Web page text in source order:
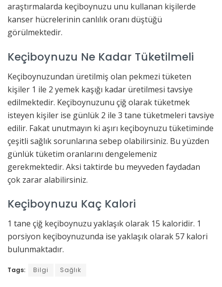
araştırmalarda keçiboynuzu unu kullanan kişilerde
kanser hücrelerinin canlılık oranı düştüğü
görülmektedir.
Keçiboynuzu Ne Kadar Tüketilmeli
Keçiboynuzundan üretilmiş olan pekmezi tüketen
kişiler 1 ile 2 yemek kaşığı kadar üretilmesi tavsiye
edilmektedir. Keçiboynuzunu çiğ olarak tüketmek
isteyen kişiler ise günlük 2 ile 3 tane tüketmeleri tavsiye
edilir. Fakat unutmayın ki aşırı keçiboynuzu tüketiminde
çeşitli sağlık sorunlarına sebep olabilirsiniz. Bu yüzden
günlük tüketim oranlarını dengelemeniz
gerekmektedir. Aksi taktirde bu meyveden faydadan
çok zarar alabilirsiniz.
Keçiboynuzu Kaç Kalori
1 tane çiğ keçiboynuzu yaklaşık olarak 15 kaloridir. 1
porsiyon keçiboynuzunda ise yaklaşık olarak 57 kalori
bulunmaktadır.
Tags: Bilgi Sağlık